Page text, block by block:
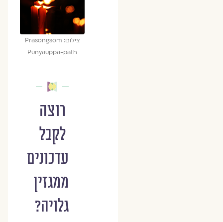
צילום: Prasongsom
Punyauppa-path
רוצה
לקבל
עדכונים
ממגזין
גלויה?